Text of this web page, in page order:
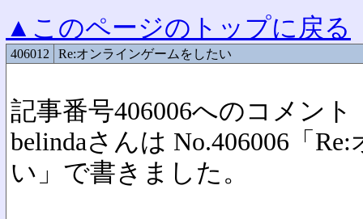
▲このページのトップに戻る
406012 Re:オンラインゲームをしたい
記事番号406006へのコメント
belindaさんは No.406006「
い」で書きました。